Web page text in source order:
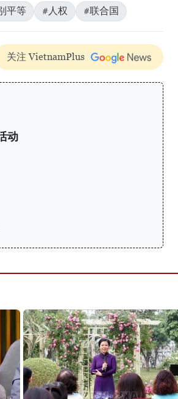
平等 #人权 #联合国
关注 VietnamPlus
动